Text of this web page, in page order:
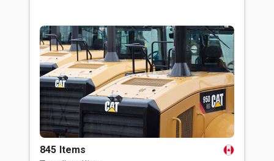
845 Items